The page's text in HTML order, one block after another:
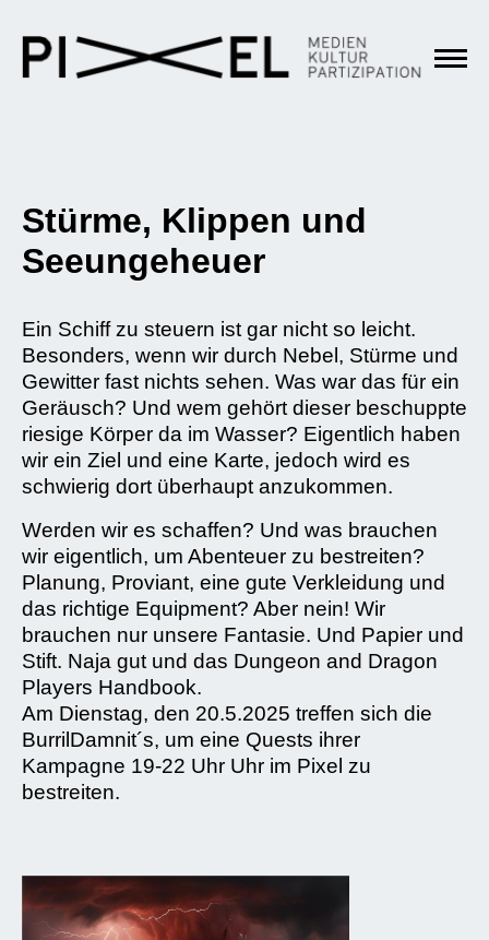
Stürme, Klippen und
Seeungeheuer
Ein Schiff zu steuern ist gar nicht so leicht.
Besonders, wenn wir durch Nebel, Stürme und
Gewitter fast nichts sehen. Was war das für ein
Geräusch? Und wem gehört dieser beschuppte
riesige Körper da im Wasser? Eigentlich haben
wir ein Ziel und eine Karte, jedoch wird es
schwierig dort überhaupt anzukommen.
Werden wir es schaffen? Und was brauchen
wir eigentlich, um Abenteuer zu bestreiten?
Planung, Proviant, eine gute Verkleidung und
das richtige Equipment? Aber nein! Wir
brauchen nur unsere Fantasie. Und Papier und
Stift. Naja gut und das Dungeon and Dragon
Players Handbook.
Am Dienstag, den 20.5.2025 treffen sich die
BurrilDamnit´s, um eine Quests ihrer
Kampagne 19-22 Uhr Uhr im Pixel zu
bestreiten.